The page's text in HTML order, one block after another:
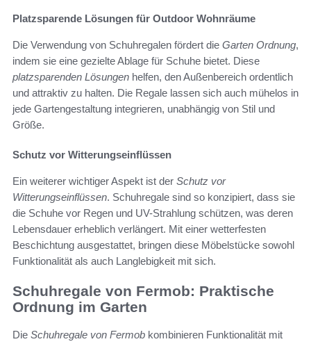
Platzsparende Lösungen für Outdoor Wohnräume
Die Verwendung von Schuhregalen fördert die Garten Ordnung,
indem sie eine gezielte Ablage für Schuhe bietet. Diese
platzsparenden Lösungen helfen, den Außenbereich ordentlich
und attraktiv zu halten. Die Regale lassen sich auch mühelos in
jede Gartengestaltung integrieren, unabhängig von Stil und
Größe.
Schutz vor Witterungseinflüssen
Ein weiterer wichtiger Aspekt ist der Schutz vor
Witterungseinflüssen. Schuhregale sind so konzipiert, dass sie
die Schuhe vor Regen und UV-Strahlung schützen, was deren
Lebensdauer erheblich verlängert. Mit einer wetterfesten
Beschichtung ausgestattet, bringen diese Möbelstücke sowohl
Funktionalität als auch Langlebigkeit mit sich.
Schuhregale von Fermob: Praktische
Ordnung im Garten
Die Schuhregale von Fermob kombinieren Funktionalität mit